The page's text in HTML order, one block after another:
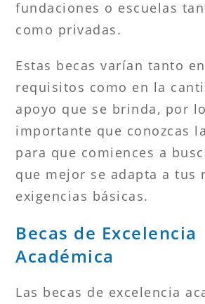
fundaciones o escuelas
como privadas.
Estas becas varían tanto
requisitos como en la
apoyo que se brinda, por
importante que conozcas
para que comiences a
que mejor se adapta a tus
exigencias básicas.
Becas de Excelencia
Académica
Las becas de excelencia